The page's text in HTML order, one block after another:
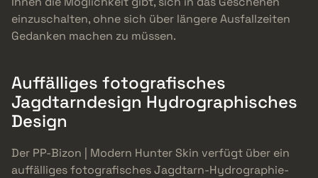
einzuschalten, ohne sich über längere Ausfallzeiten
Gedanken machen zu müssen.
Auffälliges fotografisches
Jagdtarndesign Hydrographisches
Design
Der PP-Bizon | Modern Hunter Skin verfügt über ein
auffälliges fotografisches Jagdtarn-Hydrographie-